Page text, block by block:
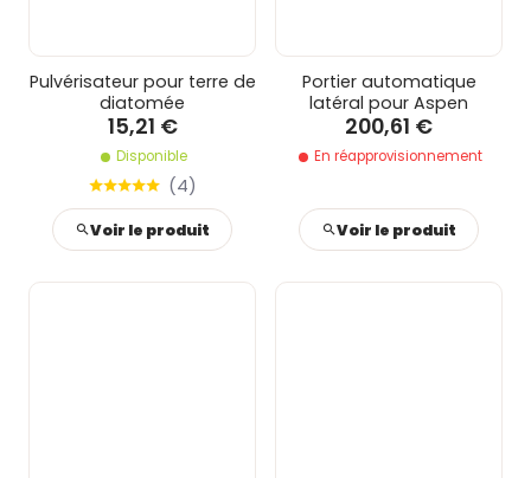
Pulvérisateur pour terre de
diatomée
15,21 €
Disponible
(4)
Voir le produit
Portier automatique
latéral pour Aspen
200,61 €
En réapprovisionnement
Voir le produit